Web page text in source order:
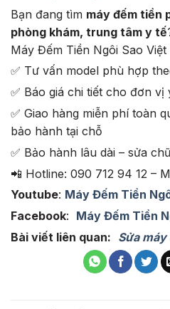
Bạn đang tìm máy đếm tiền
phòng khám, trung tâm y tế
Máy Đếm Tiền Ngôi Sao
✅ Tư vấn model phù hợp
✅ Báo giá chi tiết cho đơn vị
✅ Giao hàng miễn phí toàn
bảo hành tại chỗ
✅ Bảo hành lâu dài – sửa
📲 Hotline: 090 712 94 12 –
Youtube: Máy Đếm Tiền
Facebook: Máy Đếm Tiền
Bài viết liên quan: Sửa